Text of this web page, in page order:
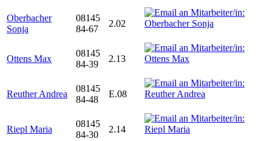
Oberbacher
Sonja
08145
84-67
2.02
Ottens Max
08145
84-39
2.13
Reuther Andrea
08145
84-48
E.08
Riepl Maria
08145
84-30
2.14